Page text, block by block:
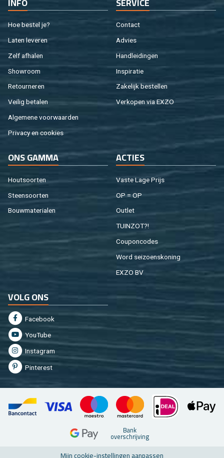
Hoe be­stel je?
Laten le­ve­ren
Zelf af­ha­len
Show­room
Re­tour­ne­ren
Vei­lig be­ta­len
Al­ge­me­ne voor­waar­den
Pri­va­cy en coo­kies
Con­tact
Ad­vies
Hand­lei­din­gen
In­spi­ra­tie
Za­ke­lijk be­stel­len
Ver­ko­pen via EXZO
ONS GAMMA
Hout­soor­ten
Steen­soor­ten
Bouw­ma­te­ri­a­len
AC­TIES
Vaste Lage Prijs
OP = OP
Out­let
TUIN­ZOT?!
Cou­pon­co­des
Word sei­zoens­ko­ning
EXZO BV
VOLG ONS
Fa­cebook
You­Tu­be
In­st­agram
Pin­te­rest
Bank
over­schrij­ving